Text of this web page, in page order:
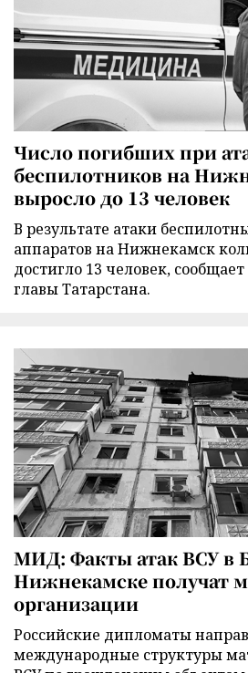
Число погибших при
беспилотников на
выросло до 13 человек
В результате атаки
аппаратов на Нижнекамск
достигло 13 человек,
главы Татарстана.
МИД: Факты атак ВСУ в
Нижнекамске получат
организации
Российские дипломаты
международные структуры